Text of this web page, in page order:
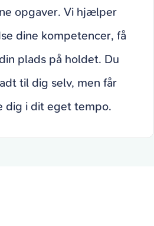
opgaver. Vi hjælper
dine kompetencer, få
plads på holdet. Du
til dig selv, men får
dig i dit eget tempo.